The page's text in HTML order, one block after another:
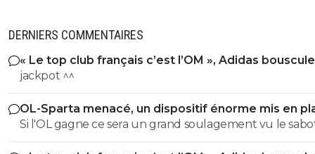
DERNIERS COMMENTAIRES
« Le top club français c’est l’OM », Adidas
PSG
jackpot ^^
OL-Sparta menacé, un dispositif énorme mis en
Si l'OL gagne ce sera un grand soulagement vu le
incroyable du farfelu sans froc Fonseca au match allé.